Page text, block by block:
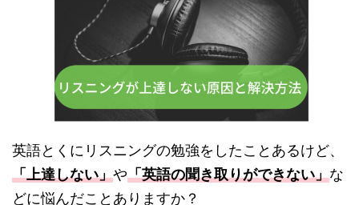
英語とくにリスニングの勉強をしたことあるけど、
「上達しない」や「英語の聞き取りができない」な
どに悩んだことありますか？